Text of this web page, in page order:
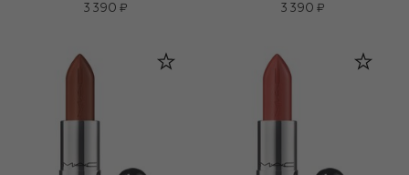
(3,5g)
3 390 ₽
Cockney (3,5g)
3 390 ₽